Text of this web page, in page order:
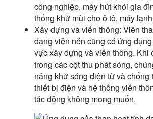
công nghiệp, máy hút khói gia
thống khử mùi cho ô tô, máy
Xây dựng và viễn thông: Viên
dạng viên nén cũng có ứng
vực xây dựng và viễn thông. Khi
trong các cột thu phát sóng,
năng khử sóng điện từ và chống
thiết bị điện và hệ thống viễn
tác động không mong muốn.